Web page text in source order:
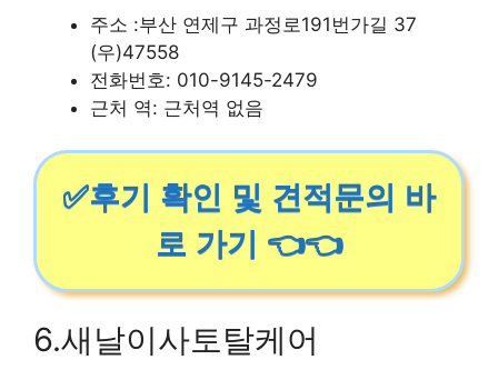
주소 :부산 연제구 과정로191번가길 37
(우)47558
전화번호: 010-9145-2479
근처 역: 근처역 없음
✅후기 확인 및 견적문의 바
로 가기 👈👈
6.새날이사토탈케어